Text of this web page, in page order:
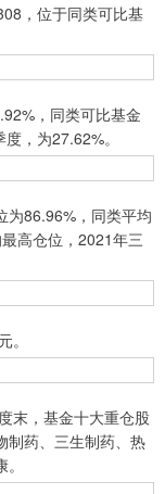
，位于同类可比基
，同类可比基金
，为27.62%。
86.96%，同类平均
高仓位，2021年三
，基金十大重仓股
制药、三生制药、热